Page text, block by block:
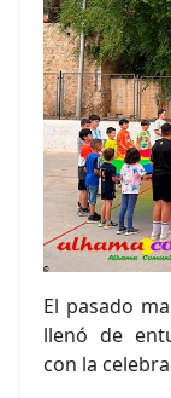
El pasado
llenó de
con la